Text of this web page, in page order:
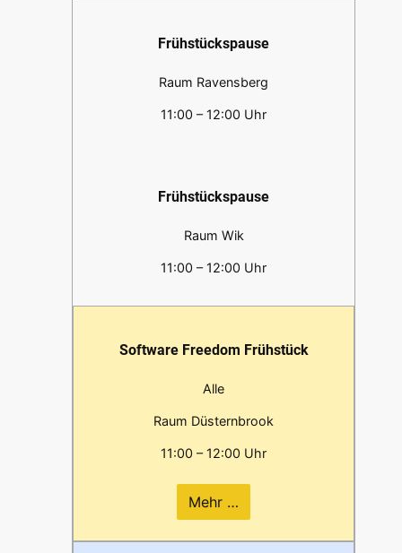
Frühstückspause
Raum Ravensberg
11:00 – 12:00 Uhr
Frühstückspause
Raum Wik
11:00 – 12:00 Uhr
Software Freedom Frühstück
Alle
Raum Düsternbrook
11:00 – 12:00 Uhr
Mehr …